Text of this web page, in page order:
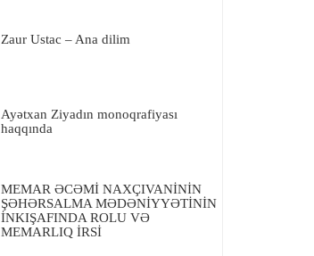
Zaur Ustac – Ana dilim
Ayətxan Ziyadın monoqrafiyası
haqqında
MEMAR ƏCƏMİ NAXÇIVANİNİN
ŞƏHƏRSALMA MƏDƏNİYYƏTİNİN
İNKIŞAFINDA ROLU VƏ
MEMARLIQ İRSİ